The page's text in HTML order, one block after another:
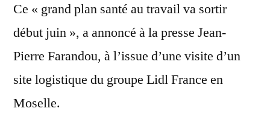
Ce « grand plan santé au travail va sortir
début juin », a annoncé à la presse Jean-
Pierre Farandou, à l’issue d’une visite d’un
site logistique du groupe Lidl France en
Moselle.